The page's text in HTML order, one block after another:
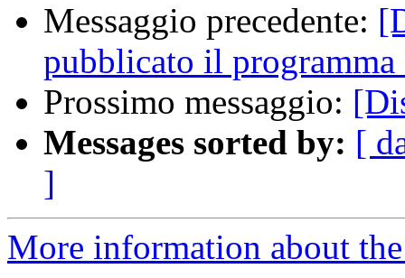
Messaggio precedente:
pubblicato il
Prossimo messaggio:
Messages sorted by: [
]
More information about